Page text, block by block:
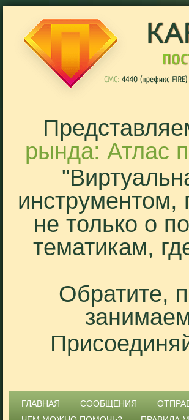
рында: Атлас
инструментом,
не только о
тематикам,
Обратите,
ГЛАВНАЯ СООБЩЕНИЯ